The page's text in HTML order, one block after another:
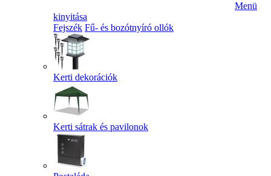
Menü
kinyitása
Fejszék Fű- és bozótnyíró ollók
Kerti dekorációk
Kerti sátrak és pavilonok